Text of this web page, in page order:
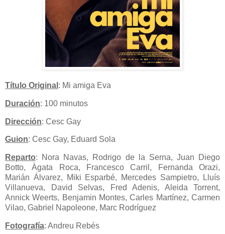
Título Original : Mi amiga Eva
Duración: 100 minutos
Dirección: Cesc Gay
Guion: Cesc Gay, Eduard Sola
Reparto: Nora Navas, Rodrigo de la Serna, Juan Diego
Botto, Àgata Roca, Francesco Carril, Fernanda Orazi,
Marián Álvarez, Miki Esparbé, Mercedes Sampietro, Lluís
Villanueva, David Selvas, Fred Adenis, Aleida Torrent,
Annick Weerts, Benjamin Montes, Carles Martínez, Carmen
Vilao, Gabriel Napoleone, Marc Rodríguez
Fotografía: Andreu Rebés